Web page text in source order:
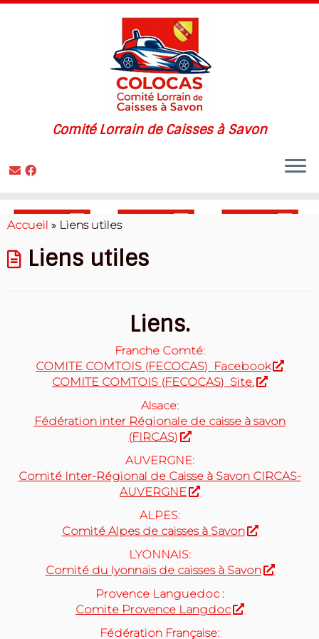
Skip
to
Comité Lorrain de Caisses à Savon
Accueil » Liens utiles
Liens utiles
Liens.
Franche Comté:
COMITE COMTOIS (FECOCAS) Facebook
COMITE COMTOIS (FECOCAS) Site.
Alsace:
Fédération inter Régionale de caisse à savon
(FIRCAS)
AUVERGNE:
Comité Inter-Régional de Caisse à Savon CIRCAS-
AUVERGNE
ALPES:
Comité Alpes de caisses à Savon
LYONNAIS:
Comité du lyonnais de caisses à Savon
Provence Languedoc :
Comite Provence Langdoc
Fédération Française: